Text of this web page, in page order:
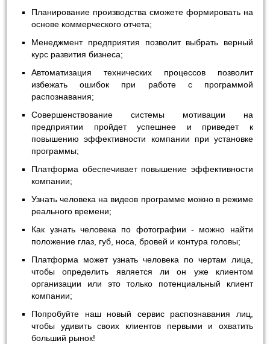
Планирование производства сможете формировать на
основе коммерческого отчета;
Менеджмент предприятия позволит выбрать верный
курс развития бизнеса;
Автоматизация технических процессов позволит
избежать ошибок при работе с программой
распознавания;
Совершенствование системы мотивации на
предприятии пройдет успешнее и приведет к
повышению эффективности компании при установке
программы;
Платформа обеспечивает повышение эффективности
компании;
Узнать человека на видеов программе можно в режиме
реального времени;
Как узнать человека по фотографии - можно найти
положение глаз, губ, носа, бровей и контура головы;
Платформа может узнать человека по чертам лица,
чтобы определить является ли он уже клиентом
организации или это только потенциальный клиент
компании;
Попробуйте наш новый сервис распознавания лиц,
чтобы удивить своих клиентов первыми и охватить
больший рынок!